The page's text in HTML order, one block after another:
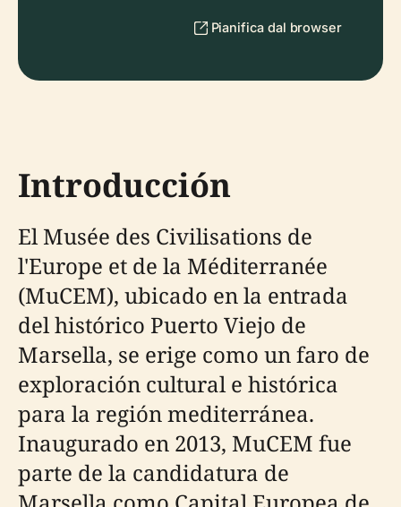
Pianifica dal browser
Introducción
El Musée des Civilisations de
l'Europe et de la Méditerranée
(MuCEM), ubicado en la entrada
del histórico Puerto Viejo de
Marsella, se erige como un faro de
exploración cultural e histórica
para la región mediterránea.
Inaugurado en 2013, MuCEM fue
parte de la candidatura de